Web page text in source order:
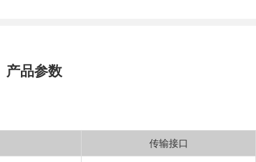
产品参数
传输接口